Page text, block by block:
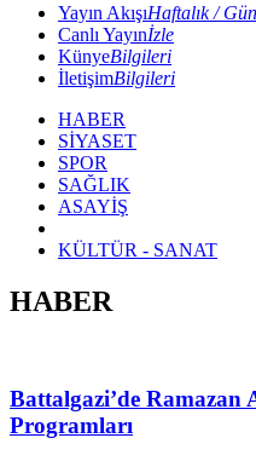
Yayın AkışıHaftalık /
Canlı Yayınİzle
KünyeBilgileri
İletişimBilgileri
HABER
SİYASET
SPOR
SAĞLIK
ASAYİŞ
KÜLTÜR - SANAT
HABER
Battalgazi’de Ramazan
Programları